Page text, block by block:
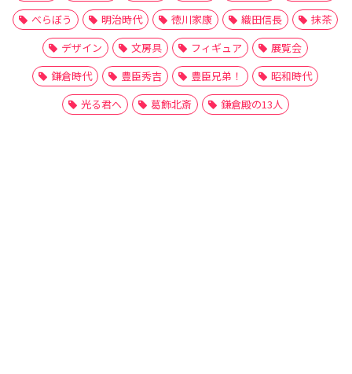
べらぼう
明治時代 徳川家康 織田信長
抹茶
デザイン
文房具 フィギュア
展覧会
鎌倉時代
豊臣秀吉 豊臣兄弟！
昭和時代
光る君へ
葛飾北斎 鎌倉殿の13人